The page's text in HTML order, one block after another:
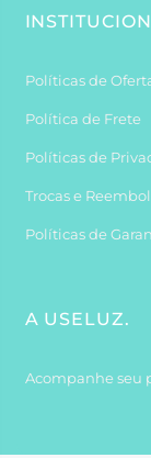
Políticas de
Política de Frete
Políticas de
Trocas e
Políticas de
A USELUZ.
Acompanhe seu